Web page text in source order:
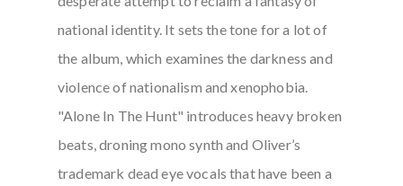
national identity. It sets the tone for a lot of
the album, which examines the darkness and
violence of nationalism and xenophobia.
"Alone In The Hunt" introduces heavy broken
beats, droning mono synth and Oliver’s
trademark dead eye vocals that have been a